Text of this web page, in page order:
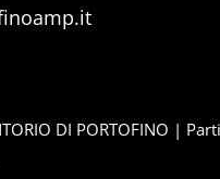
DI PORTOFINO